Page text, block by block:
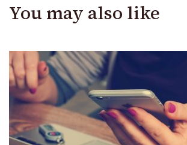
You may also like